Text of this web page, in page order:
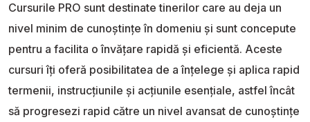
Cursurile PRO sunt destinate tinerilor care au deja un
nivel minim de cunoștințe în domeniu și sunt concepute
pentru a facilita o învățare rapidă și eficientă. Aceste
cursuri îți oferă posibilitatea de a înțelege și aplica rapid
termenii, instrucțiunile și acțiunile esențiale, astfel încât
să progresezi rapid către un nivel avansat de cunoștințe